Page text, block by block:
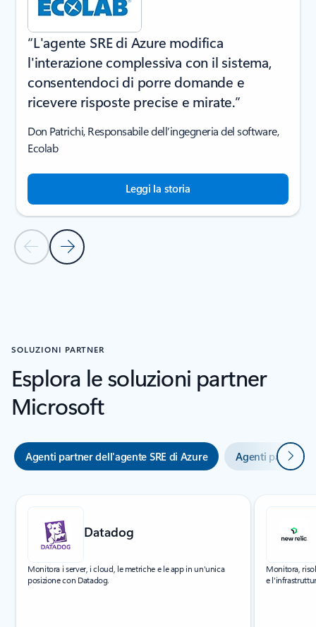
Diapositiva precedente
Diapositiva successiva
“L'agente SRE di Azure modifica
l'interazione complessiva con il sistema,
consentendoci di porre domande e
ricevere risposte precise e mirate.”
Don Patrichi, Responsabile dell’ingegneria del software,
Ecolab
Leggi la storia
SOLUZIONI PARTNER
Esplora le soluzioni partner
Microsoft
Agenti partner dell'agente SRE di Azure Agenti partner
Avanti
Visualizzazione della diapositiva 1 di 5
Datadog
Monitora i server, i cloud, le metriche e le app in un'unica
posizione con Datadog.
Monitora,
e